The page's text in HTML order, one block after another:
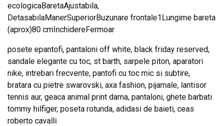
ecologicaBaretaAjustabila,
DetasabilaManerSuperiorBuzunare frontale1Lungime bareta
(aprox)80 cmInchidereFermoar
posete epantofi, pantaloni off white, black friday reserved,
sandale elegante cu toc, st barth, sarpele piton, aparatori
nike, intrebari frecvente, pantofi cu toc mic si subtire,
bratara cu pietre swarovski, axa fashion, pijamale, lantisor
tennis aur, geaca animal print dama, pantaloni, ghete barbati
tommy hilfiger, poseta rotunda, adidasi de baieti, ceas
roberto cavalli